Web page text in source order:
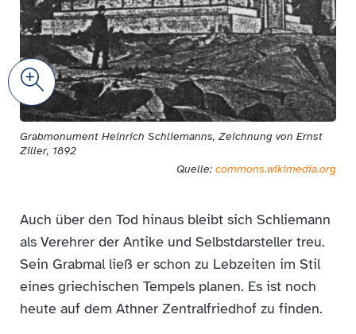
Zoom
Quelle: commons.wikimedia.org
Grabmonument Heinrich Schliemanns, Zeichnung von Ernst
Ziller, 1892
Auch über den Tod hinaus bleibt sich Schliemann
als Verehrer der Antike und Selbstdarsteller treu.
Sein Grabmal ließ er schon zu Lebzeiten im Stil
eines griechischen Tempels planen. Es ist noch
heute auf dem Athner Zentralfriedhof zu finden.